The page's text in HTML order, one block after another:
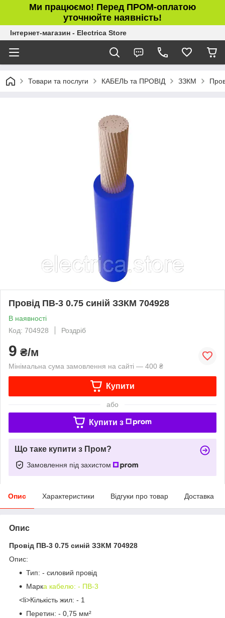
Ми працюємо! Перед ПРОМ-оплатою
уточнюйте наявність!
Інтернет-магазин - Electrica Store
Товари та послуги КАБЕЛЬ та ПРОВІД ЗЗКМ
Провід ПВ-3 0.75 синій ЗЗКМ 704928
В наявності
Код: 704928
Роздріб
9 ₴/м
Мінімальна сума замовлення на сайті — 400 ₴
Купити
або
Купити з
Що таке купити з Пром?
Замовлення під захистом
Опис Характеристики Відгуки про товар Доставка
Опис
Провід ПВ-3 0.75 синій ЗЗКМ 704928
Опис:
Тип: - силовий провід
Марка кабелю: - ПВ-3
<li>Кількість жил: - 1
Перетин: - 0,75 мм²